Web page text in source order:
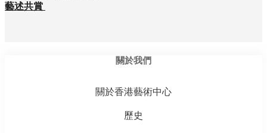
藝述共賞
關於我們
關於香港藝術中心
歷史